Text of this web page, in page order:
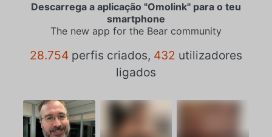
Descarrega a aplicação "Omolink" para o teu
smartphone
The new app for the Bear community
28.754 perfis criados, 432 utilizadores
ligados